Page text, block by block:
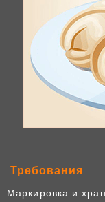
Требования
Маркировка и